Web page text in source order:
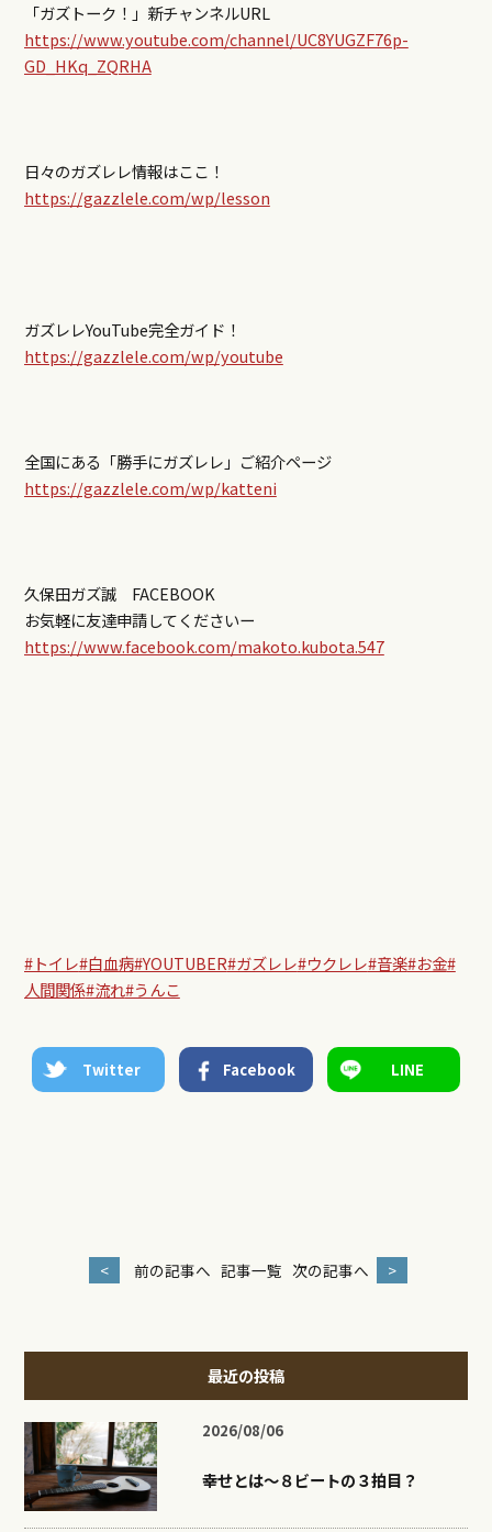
「ガズトーク！」新チャンネルURL
https://www.youtube.com/channel/UC8YUGZF76p-
GD_HKq_ZQRHA
日々のガズレレ情報はここ！
https://gazzlele.com/wp/lesson
ガズレレYouTube完全ガイド！
https://gazzlele.com/wp/youtube
全国にある「勝手にガズレレ」ご紹介ページ
https://gazzlele.com/wp/katteni
久保田ガズ誠 FACEBOOK
お気軽に友達申請してくださいー
https://www.facebook.com/makoto.kubota.547
#トイレ#白血病#YOUTUBER#ガズレレ#ウクレレ#音楽#お金#
人間関係#流れ#うんこ
Twitter Facebook LINE
< 前の記事へ 記事一覧 次の記事へ >
最近の投稿
2026/08/06
幸せとは〜８ビートの３拍目？